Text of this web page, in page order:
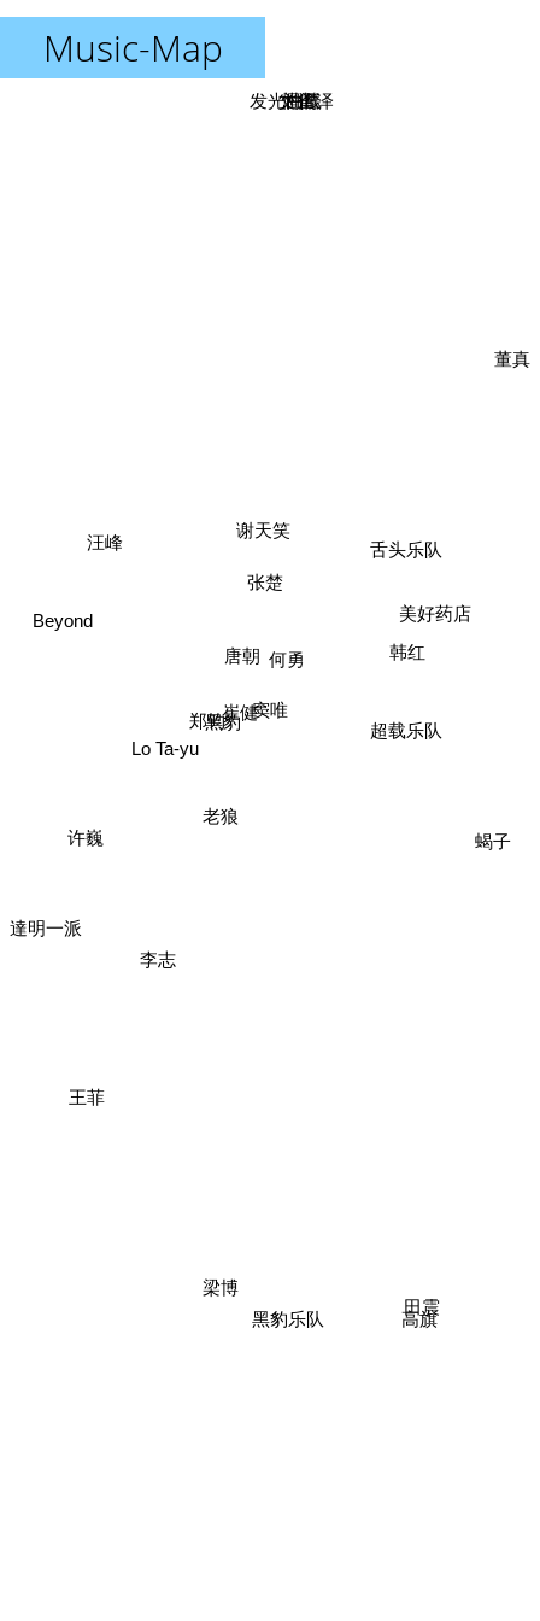
Music-Map
窦唯
崔健
何勇
张楚
唐朝
谢天笑
黑豹
郑钧
老狼
Lo Ta-yu
舌头乐队
李志
王菲
韩红
美好药店
超载乐队
汪峰
许巍
梁博
高旗
蝎子
沼泽
Beyond
发光曲线
達明一派
田震
黑豹乐队
惘闻
董真
文雀